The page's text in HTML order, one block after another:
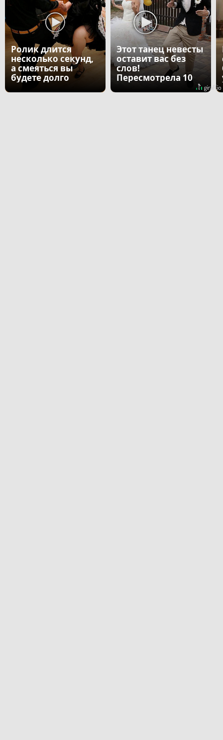
Ролик длится
несколько секунд,
а смеяться вы
будете долго
Этот танец невесты
оставит вас без
слов!
Пересмотрела 10